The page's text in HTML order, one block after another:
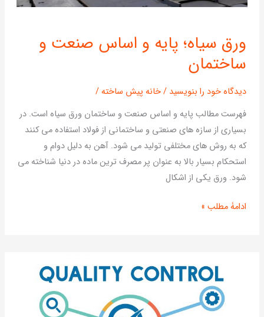
ورق سیاه؛ پایه و اساس صنعت و
ساختمان
دیدگاه‌ خود را بنویسید /خانه پیش ساخته/
فهرست مطالب پایه و اساس صنعت و ساختمان ورق سیاه است. در
بسیاری از سازه های صنعتی و ساختمانی از فولاد استفاده می کنند
که به روش های مختلفی تولید می شود. ‌آهن به دلیل دوام و
استحکام بسیار بالا به عنوان پر مصرف ترین ماده در دنیا شناخته می
شود. ورق یکی از اشکال
سیاه؛
پایه
اساس
صنعت
ساختمان
ادامۀ مطلب »